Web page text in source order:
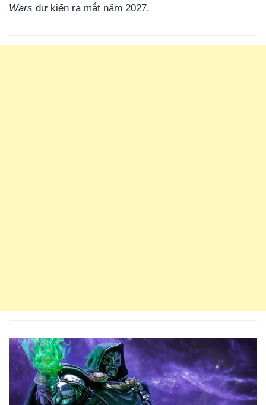
Wars dự kiến ra mắt năm 2027.